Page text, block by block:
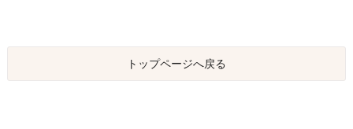
トップページへ戻る